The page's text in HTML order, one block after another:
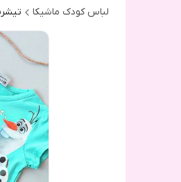
لباس کودک ماشیکا